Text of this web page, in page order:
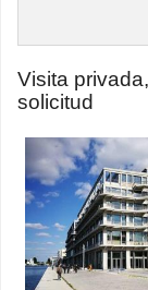
Visita
solicitud